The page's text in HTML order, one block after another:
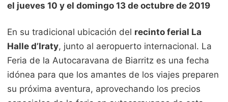
el jueves 10 y el domingo 13 de octubre de 2019
En su tradicional ubicación del recinto ferial La
Halle d’Iraty, junto al aeropuerto internacional. La
Feria de la Autocaravana de Biarritz es una fecha
idónea para que los amantes de los viajes preparen
su próxima aventura, aprovechando los precios